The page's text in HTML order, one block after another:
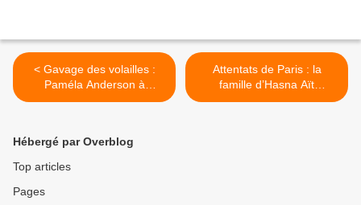
< Gavage des volailles :
Paméla Anderson à
l'Assemblée
Attentats de Paris : la
famille d’Hasna Aït
Boulahcen porte plainte >
Hébergé par Overblog
Top articles
Pages